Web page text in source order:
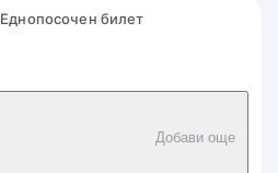
Еднопосочен билет
Добави още